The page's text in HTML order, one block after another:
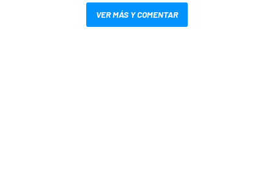
VER MÁS Y COMENTAR